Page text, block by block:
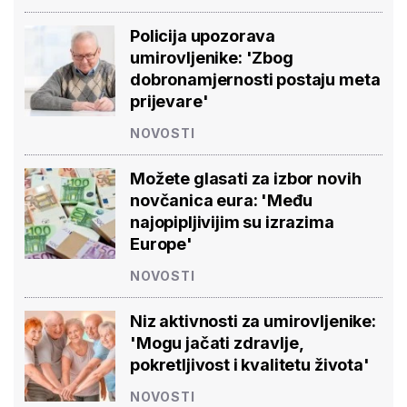
Policija upozorava
umirovljenike: 'Zbog
dobronamjernosti postaju meta
prijevare'
NOVOSTI
Možete glasati za izbor novih
novčanica eura: 'Među
najopipljivijim su izrazima
Europe'
NOVOSTI
Niz aktivnosti za umirovljenike:
'Mogu jačati zdravlje,
pokretljivost i kvalitetu života'
NOVOSTI